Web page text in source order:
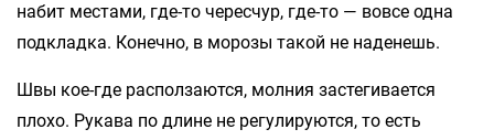
набит местами, где-то чересчур, где-то — вовсе одна
подкладка. Конечно, в морозы такой не наденешь.
Швы кое-где расползаются, молния застегивается
плохо. Рукава по длине не регулируются, то есть